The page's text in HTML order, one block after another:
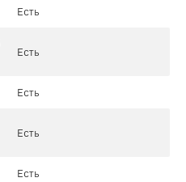
Есть
Есть
Есть
Есть
Есть